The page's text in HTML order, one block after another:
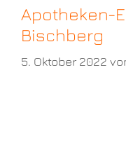
Apotheken-
Bischberg
5. Oktober 2022